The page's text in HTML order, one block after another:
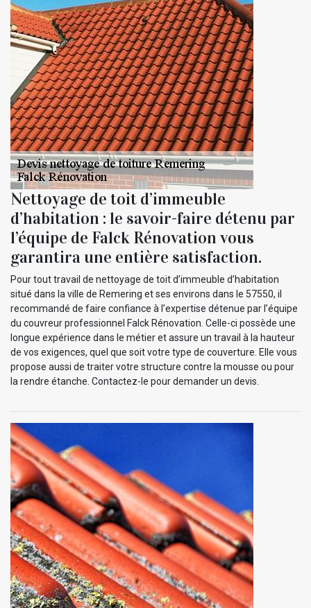
Nettoyage de toit d’immeuble
d’habitation : le savoir-faire détenu par
l’équipe de Falck Rénovation vous
garantira une entière satisfaction.
Pour tout travail de nettoyage de toit d’immeuble d’habitation
situé dans la ville de Remering et ses environs dans le 57550, il
recommandé de faire confiance à l’expertise détenue par l’équipe
du couvreur professionnel Falck Rénovation. Celle-ci possède une
longue expérience dans le métier et assure un travail à la hauteur
de vos exigences, quel que soit votre type de couverture. Elle vous
propose aussi de traiter votre structure contre la mousse ou pour
la rendre étanche. Contactez-le pour demander un devis.